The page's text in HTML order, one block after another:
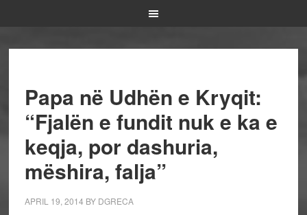
Papa në Udhën e Kryqit:
“Fjalën e fundit nuk e ka e
keqja, por dashuria,
mëshira, falja”
APRIL 19, 2014 BY DGRECA